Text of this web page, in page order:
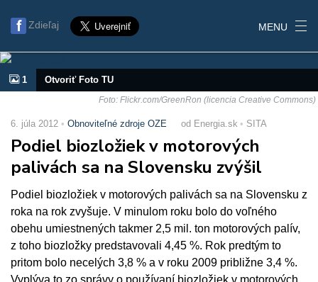
Zdieľaj MENU
1 Otvoriť Foto TU
Foto: Flickr.com/GreenRon (licencia Creative Commons)
6. júla 2012 Obnoviteľné zdroje OZE od Energia.sk SITA
Podiel biozložiek v motorových
palivách sa na Slovensku zvýšil
Podiel biozložiek v motorových palivách sa na Slovensku z
roka na rok zvyšuje. V minulom roku bolo do voľného
obehu umiestnených takmer 2,5 mil. ton motorových palív,
z toho biozložky predstavovali 4,45 %. Rok predtým to
pritom bolo necelých 3,8 % a v roku 2009 približne 3,4 %.
Vyplýva to zo správy o používaní biozložiek v motorových